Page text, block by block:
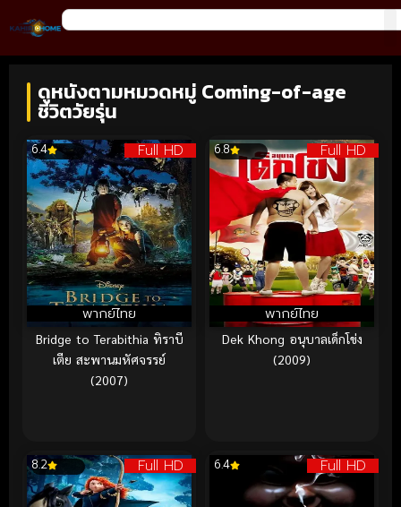
ดูหนังตามหมวดหมู่ Coming-of-age
ชีวิตวัยรุ่น
Full HD
พากย์ไทย
6.4
Bridge to Terabithia ทิราบี
เตีย สะพานมหัศจรรย์
(2007)
Full HD
พากย์ไทย
6.8
Dek Khong อนุบาลเด็กโข่ง
(2009)
Full HD
8.2 Full HD
6.4